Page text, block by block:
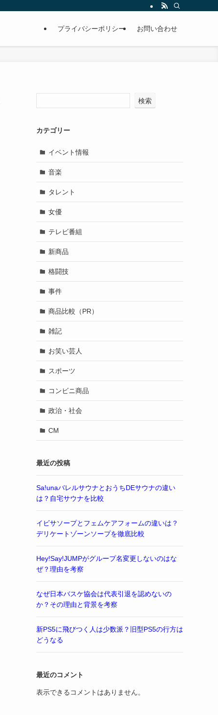
プライバシーポリシー お問い合わせ
検索
カテゴリー
イベント情報
音楽
タレント
女優
テレビ番組
新商品
格闘技
事件
商品比較（PR）
雑記
お笑い芸人
スポーツ
コンビニ商品
政治・社会
CM
最近の投稿
Sa!unaバレルサウナとおうちDEサウナの違い
は？自宅サウナを比較
イビサソープとフェムケアフォームの違いは？
デリケートゾーンソープを徹底比較
Hey!Say!JUMPがグループ名変更しないのはな
ぜ？理由を考察
なぜ日本バスケ協会は代表引退を認めないの
か？その理由と背景を考察
新PS5に飛びつく人は少数派？旧型PS5の行方は
どうなる
最近のコメント
表示できるコメントはありません。